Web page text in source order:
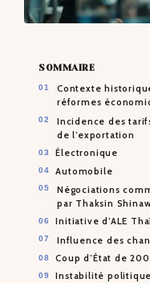
SOMMAIRE
Contexte
réformes
Incidence des
de l’exportation
Électronique
Automobile
Négociations
par Thaksin
Initiative d’ALE
Influence des
Coup d’État de
Instabilité